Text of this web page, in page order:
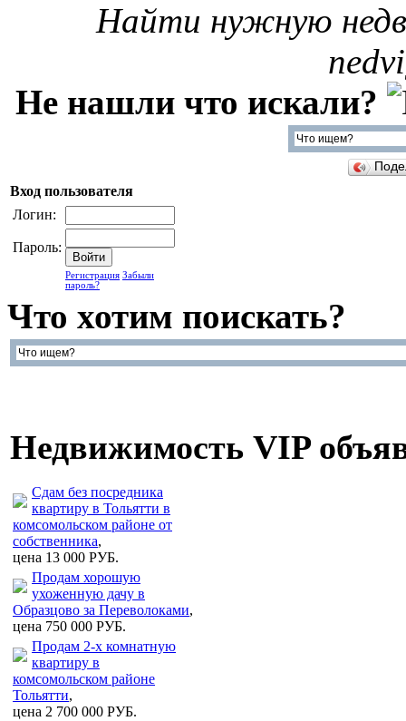
Найти нужную
Не нашли что искали?
Вход пользователя
Логин:
Пароль:
Регистрация Забыли
пароль?
Что хотим поискать?
Недвижимость VIP
Сдам без посредника
квартиру в Тольятти в
комсомольском районе от
собственника,
цена 13 000 РУБ.
Продам хорошую
ухоженную дачу в
Образцово за Переволоками,
цена 750 000 РУБ.
Продам 2-х комнатную
квартиру в
комсомольском районе
Тольятти,
цена 2 700 000 РУБ.